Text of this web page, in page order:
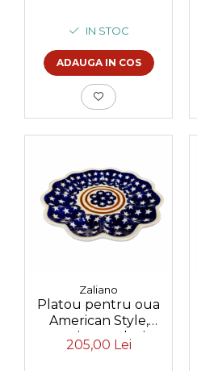
IN STOC
ADAUGA IN COS
Zaliano
Platou pentru oua
American Style,
ceramica smaltuita,
pictat manual, 24,0
205,00 Lei